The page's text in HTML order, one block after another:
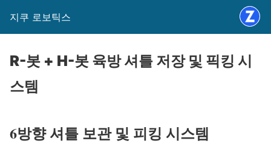
지쿠 로보틱스
R-봇 + H-봇 육방 셔틀 저장 및 픽킹 시
스템
6방향 셔틀 보관 및 피킹 시스템